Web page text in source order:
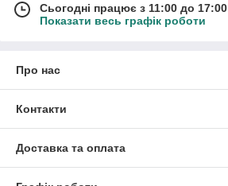
Сьогодні працює з 11:00 до 17:00
Показати весь графік роботи
Про нас
Контакти
Доставка та оплата